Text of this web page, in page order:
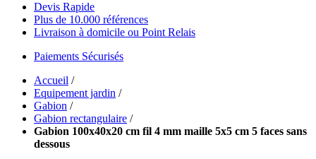
Devis Rapide
Plus de 10.000 références
Livraison à domicile ou Point Relais
Paiements Sécurisés
Accueil /
Equipement jardin /
Gabion /
Gabion rectangulaire /
Gabion 100x40x20 cm fil 4 mm maille 5x5 cm 5 faces sans
dessous